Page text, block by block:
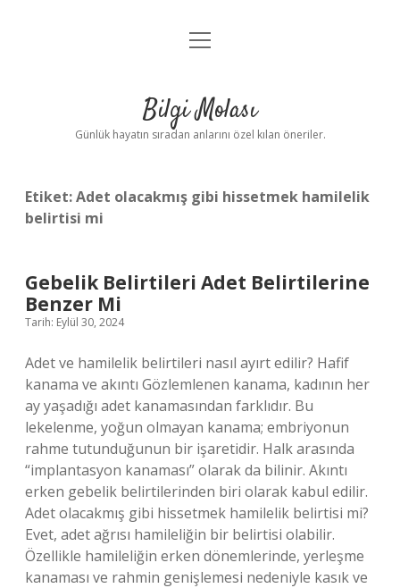
Anasayfa
Yasal Uyarı
menüyü
Bilgi Molası
Günlük hayatın sıradan anlarını özel kılan öneriler.
Etiket:Adet olacakmış gibi hissetmek hamilelik
belirtisi mi
Gebelik Belirtileri Adet Belirtilerine
Benzer Mi
Tarih: Eylül 30, 2024
Adet ve hamilelik belirtileri nasıl ayırt edilir? Hafif
kanama ve akıntı Gözlemlenen kanama, kadının her
ay yaşadığı adet kanamasından farklıdır. Bu
lekelenme, yoğun olmayan kanama; embriyonun
rahme tutunduğunun bir işaretidir. Halk arasında
“implantasyon kanaması” olarak da bilinir. Akıntı
erken gebelik belirtilerinden biri olarak kabul edilir.
Adet olacakmış gibi hissetmek hamilelik belirtisi mi?
Evet, adet ağrısı hamileliğin bir belirtisi olabilir.
Özellikle hamileliğin erken dönemlerinde, yerleşme
kanaması ve rahmin genişlemesi nedeniyle kasık ve